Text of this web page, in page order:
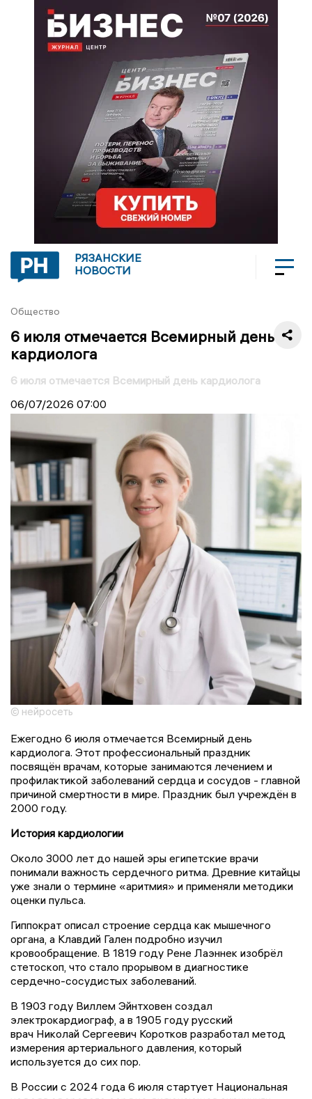
РЯЗАНСКИЕ
НОВОСТИ
Общество
6 июля отмечается Всемирный день
кардиолога
6 июля отмечается Всемирный день кардиолога
06/07/2026 07:00
© нейросеть
Ежегодно 6 июля отмечается Всемирный день
кардиолога. Этот профессиональный праздник
посвящён врачам, которые занимаются лечением и
профилактикой заболеваний сердца и сосудов - главной
причиной смертности в мире. Праздник был учреждён в
2000 году.
История кардиологии
Около 3000 лет до нашей эры египетские врачи
понимали важность сердечного ритма. Древние китайцы
уже знали о термине «аритмия» и применяли методики
оценки пульса.
Гиппократ описал строение сердца как мышечного
органа, а Клавдий Гален подробно изучил
кровообращение. В 1819 году Рене Лаэннек изобрёл
стетоскоп, что стало прорывом в диагностике
сердечно-сосудистых заболеваний.
В 1903 году Виллем Эйнтховен создал
электрокардиограф, а в 1905 году русский
врач Николай Сергеевич Коротков разработал метод
измерения артериального давления, который
используется до сих пор.
В России с 2024 года 6 июля стартует Национальная